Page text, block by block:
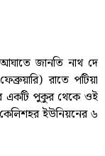
আঘাতে জানতি নাথ দে
রাতে পটিয়া
একটি পুকুর থেকে ওই
ইউনিয়নের ৬